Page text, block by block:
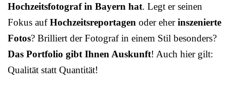
Hochzeitsfotograf in Bayern hat. Legt er seinen
Fokus aufHochzeitsreportagen oder eherinszenierte
Fotos? Brilliert der Fotograf in einem Stil besonders?
Das Portfolio gibt Ihnen Auskunft! Auch hier gilt:
Qualität statt Quantität!